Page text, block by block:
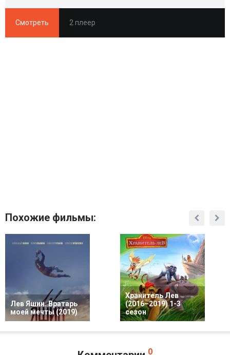
Смотреть 2 плеер
Похожие фильмы:
Лев Яшин. Вратарь
моей мечты (2019)
Хранитель Лев
(2016–2019) 1-3
сезон
0